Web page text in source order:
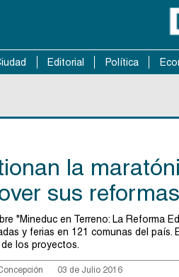
Editorial Política
la
sus reformas
"Mineduc en Terreno: La Reforma
y ferias en 121 comunas del
los proyectos.
03 de Julio 2016